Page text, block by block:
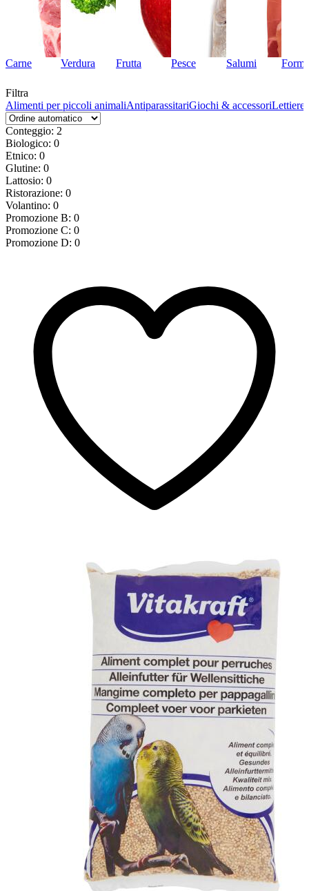
Carne Verdura Frutta Pesce Salumi
Filtra
Alimenti per piccoli animaliAntiparassitariGiochi & accessoriLettiere
Conteggio: 2
Biologico: 0
Etnico: 0
Glutine: 0
Lattosio: 0
Ristorazione: 0
Volantino: 0
Promozione B: 0
Promozione C: 0
Promozione D: 0